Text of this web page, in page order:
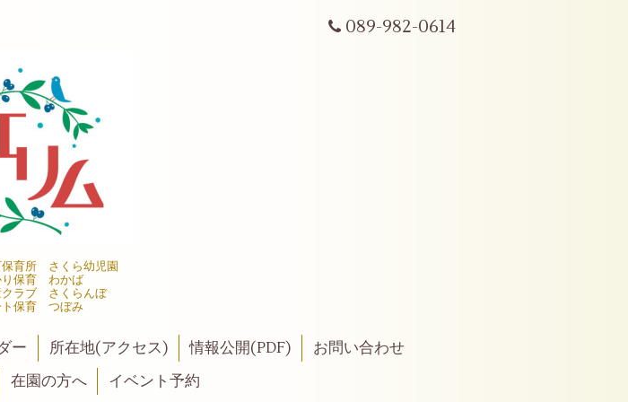
089-982-0614
さくら幼児園
り保育 わかば
クラブ さくらんぼ
ト保育 つぼみ
ー 所在地(アクセス) 情報公開(PDF)
お問い合わせ
在園の方へ イベント予約